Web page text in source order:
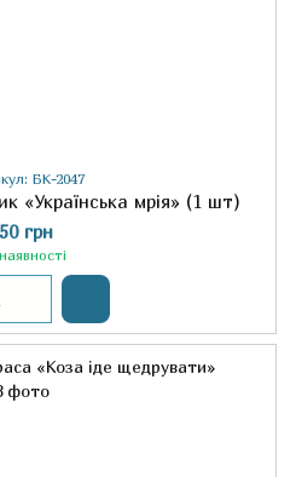
БК-2047
«Українська мрія» (1 шт)
50 грн